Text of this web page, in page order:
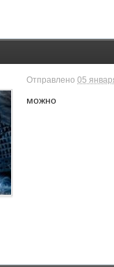
Отправлено05
можно